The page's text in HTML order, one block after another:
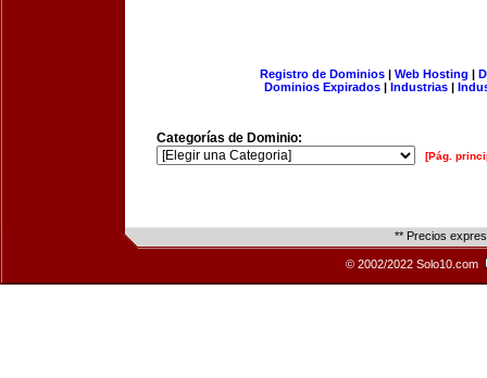
Registro de Dominios| Web Hosting |
Dominios Expirados | Industrias |
Categorías de Dominio:
[Pág.
** Precios
© 2002/2022 Solo10.com